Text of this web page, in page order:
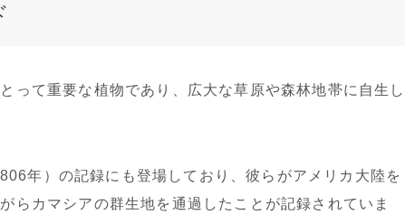
って重要な植物であり、広大な草原や森林地帯に自生し
年）の記録にも登場しており、彼らがアメリカ大陸を
らカマシアの群生地を通過したことが記録されていま